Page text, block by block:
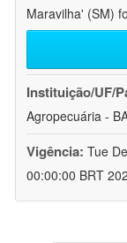
Maravilha' (SM)
Instituição/UF/
Agropecuária -
Vigência: Tue
00:00:00 BRT